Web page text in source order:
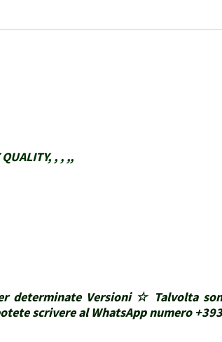
, , ,,
determinate Versioni ☆ Talvolta
scrivere al WhatsApp numero